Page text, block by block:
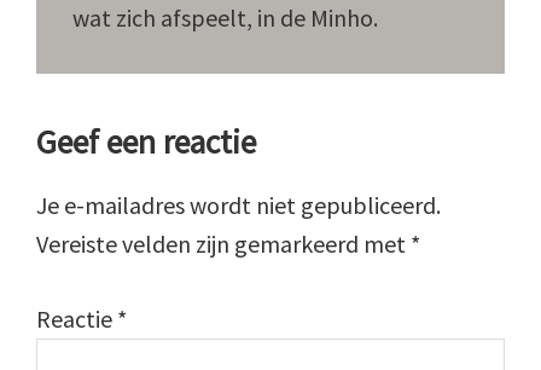
wat zich afspeelt, in de Minho.
Lees
Interacties
Geef een reactie
Je e-mailadres wordt niet gepubliceerd.
Vereiste velden zijn gemarkeerd met *
Reactie *